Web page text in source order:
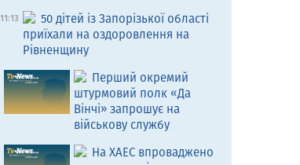
11:13
50 дітей із Запорізької області
приїхали на оздоровлення на
Рівненщину
Перший окремий
штурмовий полк «Да
Вінчі» запрошує на
військову службу
На ХАЕС впроваджено